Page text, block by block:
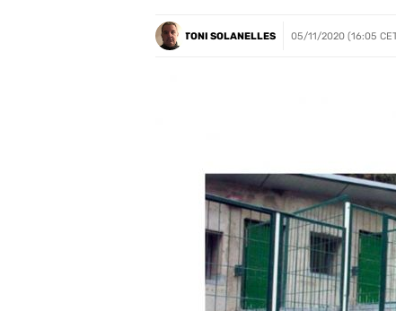
TONI SOLANELLES 05/11/2020 (16:05